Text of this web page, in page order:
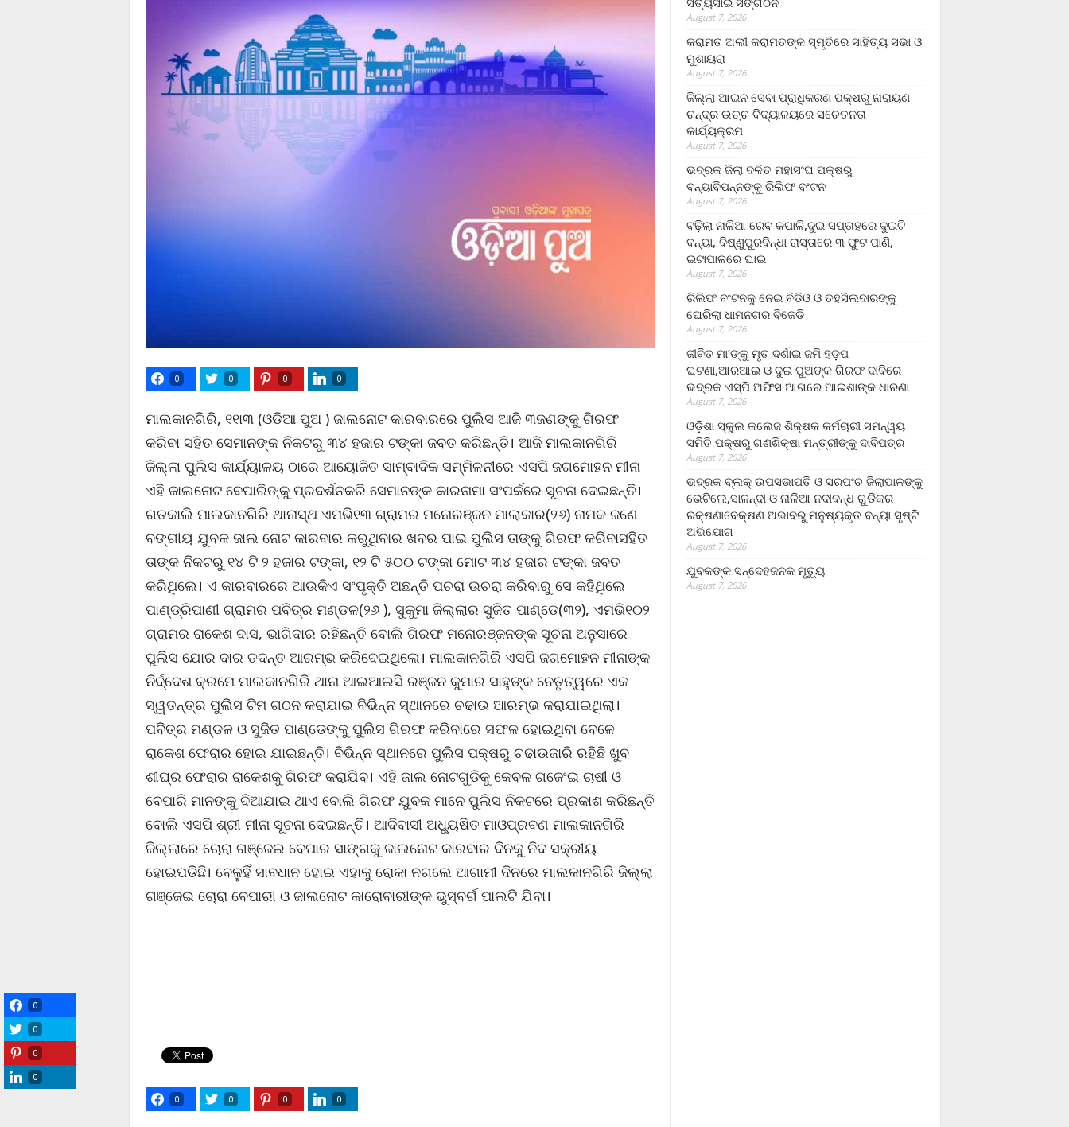
0 0 0 0
ମାଲକାନଗିରି, ୧୧ା୩ (ଓଡିଆ ପୁଅ ) ଜାଲନୋଟ କାରବାରରେ ପୁଲିସ ଆଜି ୩ଜଣଙ୍କୁ ଗିରଫ
କରିବା ସହିତ ସେମାନଙ୍କ ନିକଟରୁ ୩୪ ହଜାର ଟଙ୍କା ଜବତ କରିଛନ୍ତି। ଆଜି ମାଲକାନଗିରି
ଜିଲ୍ଲା ପୁଲିସ କାର୍ଯ୍ୟାଳୟ ଠାରେ ଆୟୋଜିତ ସାମ୍ବାଦିକ ସମ୍ମିଳନୀରେ ଏସପି ଜଗମୋହନ ମୀନା
ଏହି ଜାଲନୋଟ ବେପାରିଙ୍କୁ ପ୍ରଦର୍ଶନକରି ସେମାନଙ୍କ କାରନାମା ସଂପର୍କରେ ସୂଚନା ଦେଇଛନ୍ତି।
ଗତକାଲି ମାଲକାନଗିରି ଥାନାସ୍ଥ ଏମଭି୧୩ ଗ୍ରାମର ମନୋରଞ୍ଜନ ମାଲାକାର(୨୬) ନାମକ ଜଣେ
ବଙ୍ଗୀୟ ଯୁବକ ଜାଲ ନୋଟ କାରବାର କରୁଥିବାର ଖବର ପାଇ ପୁଲିସ ତାଙ୍କୁ ଗିରଫ କରିବାସହିତ
ତାଙ୍କ ନିକଟରୁ ୧୪ ଟି ୨ ହଜାର ଟଙ୍କା, ୧୨ ଟି ୫୦୦ ଟଙ୍କା ମୋଟ ୩୪ ହଜାର ଟଙ୍କା ଜବତ
କରିଥିଲେ। ଏ କାରବାରରେ ଆଉକିଏ ସଂପୃକ୍ତି ଅଛନ୍ତି ପଚରା ଉଚରା କରିବାରୁ ସେ କହିଥିଲେ
ପାଣ୍ଡ୍ରିପାଣୀ ଗ୍ରାମର ପବିତ୍ର ମଣ୍ଡଳ(୨୬ ), ସୁକୁମା ଜିଲ୍ଲାର ସୁଜିତ ପାଣ୍ଡେ(୩୨), ଏମଭି୧୦୨
ଗ୍ରାମର ରାକେଶ ଦାସ, ଭାଗିଦାର ରହିଛନ୍ତି ବୋଲି ଗିରଫ ମନୋରଞ୍ଜନଙ୍କ ସୂଚନା ଅନୁସାରେ
ପୁଲିସ ଯୋର ଦାର ତଦନ୍ତ ଆରମ୍ଭ କରିଦେଇଥିଲେ। ମାଲକାନଗିରି ଏସପି ଜଗମୋହନ ମୀନାଙ୍କ
ନିର୍ଦ୍ଦେଶ କ୍ରମେ ମାଲକାନଗିରି ଥାନା ଆଇଆଇସି ରଞ୍ଜନ କୁମାର ସାହୁଙ୍କ ନେତୃତ୍ୱରେ ଏକ
ସ୍ୱତନ୍ତ୍ର ପୁଲିସ ଟିମ ଗଠନ କରାଯାଇ ବିଭିନ୍ନ ସ୍ଥାନରେ ଚଢାଉ ଆରମ୍ଭ କରାଯାଇଥିଲା।
ପବିତ୍ର ମଣ୍ଡଳ ଓ ସୁଜିତ ପାଣ୍ଡେଙ୍କୁ ପୁଲିସ ଗିରଫ କରିବାରେ ସଫଳ ହୋଇଥିବା ବେଳେ
ରାକେଶ ଫେରାର ହୋଇ ଯାଇଛନ୍ତି। ବିଭିନ୍ନ ସ୍ଥାନରେ ପୁଲିସ ପକ୍ଷରୁ ଚଢାଉଜାରି ରହିଛି ଖୁବ
ଶୀଘ୍ର ଫେରାର ରାକେଶକୁ ଗିରଫ କରାଯିବ। ଏହି ଜାଲ ନୋଟଗୁଡିକୁ କେବଳ ଗଜେଂଇ ଚାଷୀ ଓ
ବେପାରି ମାନଙ୍କୁ ଦିଆଯାଇ ଥାଏ ବୋଲି ଗିରଫ ଯୁବକ ମାନେ ପୁଲିସ ନିକଟରେ ପ୍ରକାଶ କରିଛନ୍ତି
ବୋଲି ଏସପି ଶ୍ରୀ ମୀନା ସୂଚନା ଦେଇଛନ୍ତି। ଆଦିବାସୀ ଅଧ୍ୟୁଷିତ ମାଓପ୍ରବଣ ମାଲକାନଗିରି
ଜିଲ୍ଲାରେ ଚୋରା ଗଞ୍ଜେଇ ବେପାର ସାଙ୍ଗକୁ ଜାଲନୋଟ କାରବାର ଦିନକୁ ନିଦ ସକ୍ରୀୟ
ହୋଇପଡିଛି। ବେଳୁହିଁ ସାବଧାନ ହୋଇ ଏହାକୁ ରୋକା ନଗଲେ ଆଗାମୀ ଦିନରେ ମାଲକାନଗିରି ଜିଲ୍ଲା
ଗଞ୍ଜେଇ ଚୋରା ବେପାରୀ ଓ ଜାଲନୋଟ କାରୋବାରୀଙ୍କ ଭୁସ୍ବର୍ଗ ପାଲଟି ଯିବା।
0 0 0 0
August 7, 2026
କରାମତ ଅଲୀ କରାମତଙ୍କ ସ୍ମୃତିରେ ସାହିତ୍ୟ ସଭା ଓ
ମୁଶାୟରା
August 7, 2026
ଜିଲ୍ଲା ଆଇନ ସେବା ପ୍ରାଧିକରଣ ପକ୍ଷରୁ ନାରାୟଣ
ଚନ୍ଦ୍ର ଉଚ୍ଚ ବିଦ୍ୟାଳୟରେ ସଚେତନତା
କାର୍ଯ୍ୟକ୍ରମ
August 7, 2026
ଭଦ୍ରକ ଜିଲା ଦଳିତ ମହାସଂଘ ପକ୍ଷରୁ
ବନ୍ୟାବିପନ୍ନଙ୍କୁ ରିଲିଫ ବଂଟନ
August 7, 2026
ବଢ଼ିଲା ନାଳିଆ ରେବ କପାଳି,ଦୁଇ ସପ୍ତାହରେ ଦୁଇଟି
ବନ୍ୟା, ବିଷ୍ଣୁପୁରବିନ୍ଧା ରାସ୍ତାରେ ୩ ଫୁଟ ପାଣି,
ଇଟାପାଳରେ ଘାଇ
August 7, 2026
ରିଲିଫ ବଂଟନକୁ ନେଇ ବିଡିଓ ଓ ତହସିଲଦାରଙ୍କୁ
ଘେରିଲା ଧାମନଗର ବିଜେଡି
August 7, 2026
ଜୀବିତ ମା’ଙ୍କୁ ମୃତ ଦର୍ଶାଇ ଜମି ହଡ଼ପ
ଘଟଣା,ଆରଆଇ ଓ ଦୁଇ ପୁଅଙ୍କ ଗିରଫ ଦାବିରେ
ଭଦ୍ରକ ଏସ୍‌ପି ଅଫିସ ଆଗରେ ଆଇଶାଙ୍କ ଧାରଣା
August 7, 2026
ଓଡ଼ିଶା ସ୍କୁଲ କଲେଜ ଶିକ୍ଷକ କର୍ମଚାରୀ ସମନ୍ୱୟ
ସମିତି ପକ୍ଷରୁ ଗଣଶିକ୍ଷା ମନ୍ତ୍ରୀଙ୍କୁ ଦାବିପତ୍ର
August 7, 2026
ଭଦ୍ରକ ବ୍ଲକ୍ ଉପସଭାପତି ଓ ସରପଂଚ ଜିଲାପାଳଙ୍କୁ
ଭେଟିଲେ,ସାଳନ୍ଦୀ ଓ ନାଳିଆ ନଦୀବନ୍ଧ ଗୁଡିକର
ରକ୍ଷଣାବେକ୍ଷଣ ଅଭାବରୁ ମନୁଷ୍ୟକୃତ ବନ୍ୟା ସୃଷ୍ଟି
ଅଭିଯୋଗ
August 7, 2026
ଯୁବକଙ୍କ ସନ୍ଦେହଜନକ ମୃତ୍ୟୁ
August 7, 2026
0
0
0
0